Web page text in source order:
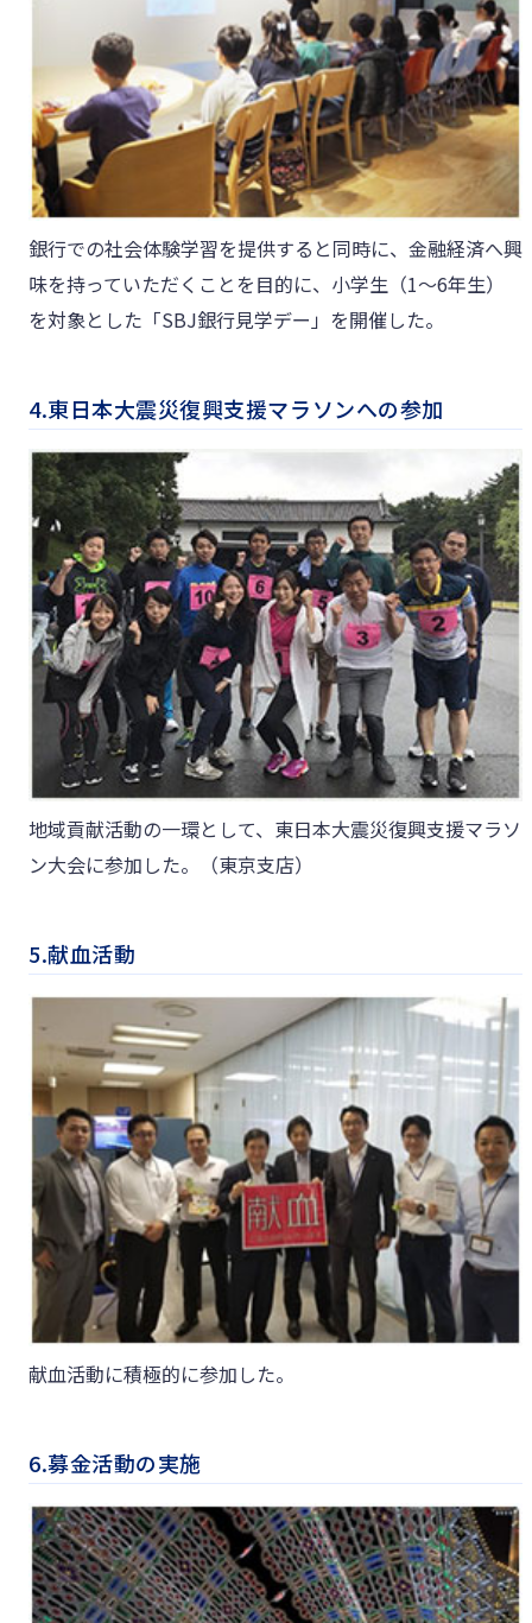
銀行での社会体験学習を提供すると同時に、金融経済へ興
味を持っていただくことを目的に、小学生（1～6年生）
を対象とした「SBJ銀行見学デー」を開催した。
4.東日本大震災復興支援マラソンへの参加
地域貢献活動の一環として、東日本大震災復興支援マラソ
ン大会に参加した。（東京支店）
5.献血活動
献血活動に積極的に参加した。
6.募金活動の実施